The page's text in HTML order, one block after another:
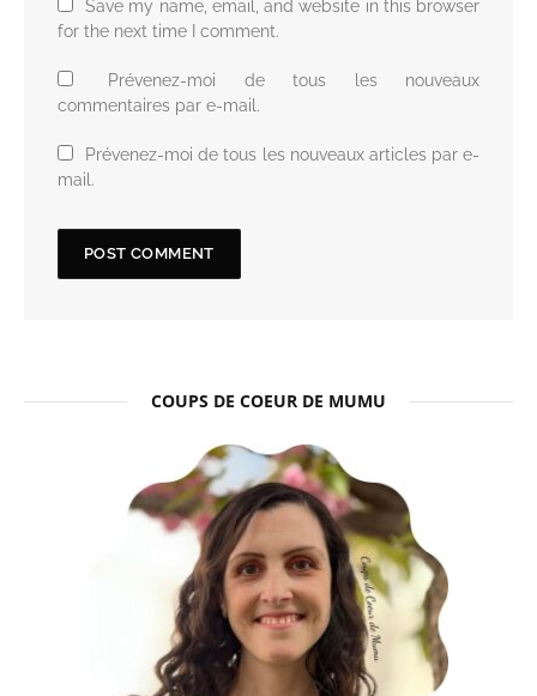
Save my name, email, and website in this browser
for the next time I comment.
Prévenez-moi de tous les nouveaux
commentaires par e-mail.
Prévenez-moi de tous les nouveaux articles par e-
mail.
COUPS DE COEUR DE MUMU